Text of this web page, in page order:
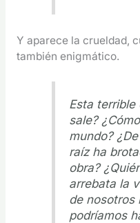
Y aparece la crueldad,
también enigmático.
Esta
sale?
mundo?
raíz ha
obra?
arrebata la
de nosotros
podríamos